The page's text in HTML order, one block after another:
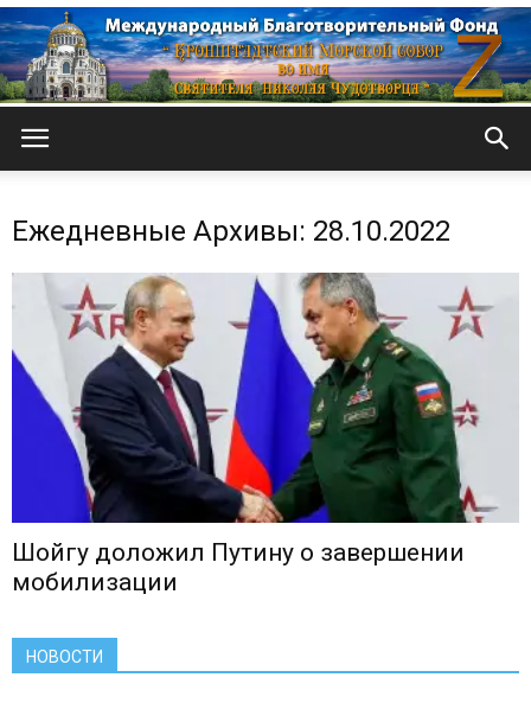
собор
Ежедневные Архивы: 28.10.2022
Шойгу доложил Путину о завершении
мобилизации
НОВОСТИ